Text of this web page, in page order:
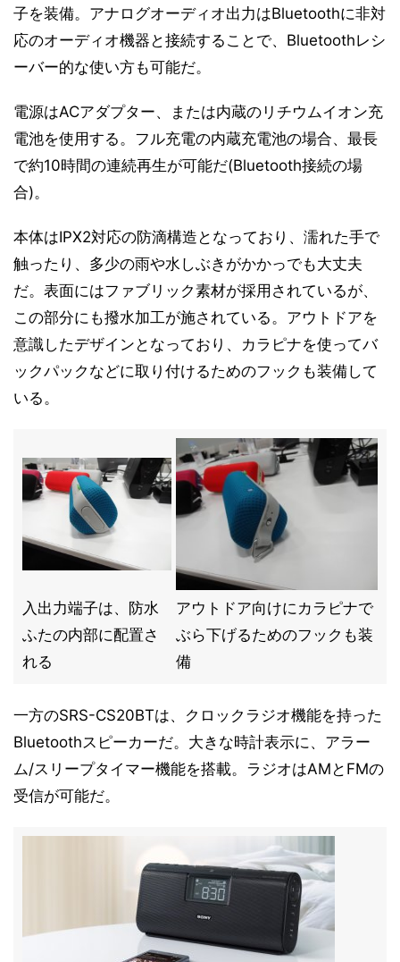
子を装備。アナログオーディオ出力はBluetoothに非対
応のオーディオ機器と接続することで、Bluetoothレシ
ーバー的な使い方も可能だ。
電源はACアダプター、または内蔵のリチウムイオン充
電池を使用する。フル充電の内蔵充電池の場合、最長
で約10時間の連続再生が可能だ(Bluetooth接続の場
合)。
本体はIPX2対応の防滴構造となっており、濡れた手で
触ったり、多少の雨や水しぶきがかかっでも大丈夫
だ。表面にはファブリック素材が採用されているが、
この部分にも撥水加工が施されている。アウトドアを
意識したデザインとなっており、カラピナを使ってバ
ックパックなどに取り付けるためのフックも装備して
いる。
入出力端子は、防水
ふたの内部に配置さ
れる
アウトドア向けにカラピナで
ぶら下げるためのフックも装
備
一方のSRS-CS20BTは、クロックラジオ機能を持った
Bluetoothスピーカーだ。大きな時計表示に、アラー
ム/スリープタイマー機能を搭載。ラジオはAMとFMの
受信が可能だ。